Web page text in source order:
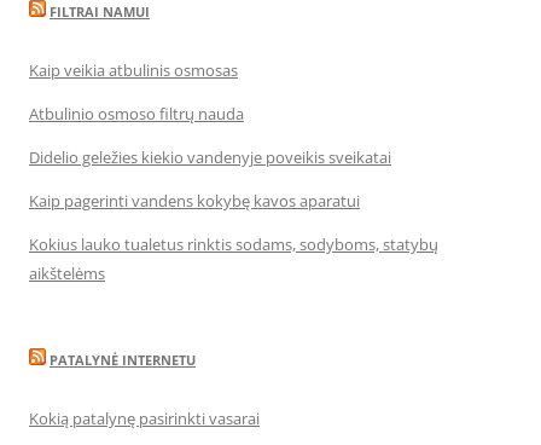
FILTRAI NAMUI
Kaip veikia atbulinis osmosas
Atbulinio osmoso filtrų nauda
Didelio geležies kiekio vandenyje poveikis sveikatai
Kaip pagerinti vandens kokybę kavos aparatui
Kokius lauko tualetus rinktis sodams, sodyboms, statybų
aikštelėms
PATALYNĖ INTERNETU
Kokią patalynę pasirinkti vasarai